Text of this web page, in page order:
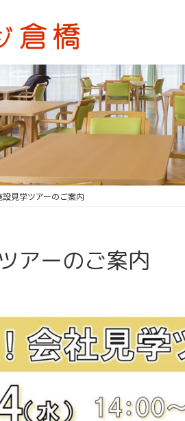
見学ツアーのご案内
アーのご案内